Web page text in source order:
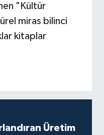
"Kültür
miras bilinci
kitaplar
Üretim